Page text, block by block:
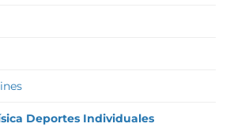
Deportes Individuales